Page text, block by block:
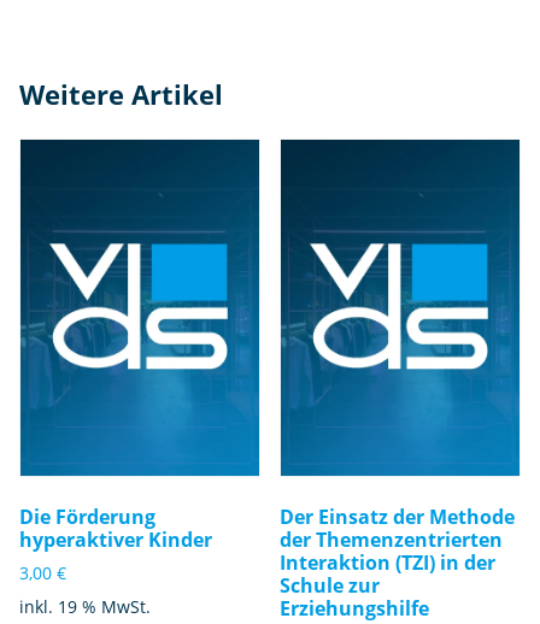
Weitere Artikel
Die Förderung
hyperaktiver Kinder
3,00 €
inkl. 19 % MwSt.
Der Einsatz der Methode
der Themenzentrierten
Interaktion (TZI) in der
Schule zur
Erziehungshilfe